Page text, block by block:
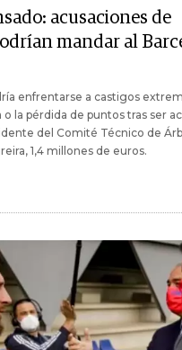
acusaciones de
mandar al
enfrentarse a castigos
o la pérdida de puntos tras ser
del Comité Técnico de
1,4 millones de euros.